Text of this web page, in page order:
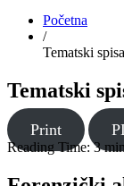
Početna
/
Tematski
Tematski
Print
Reading Time:3